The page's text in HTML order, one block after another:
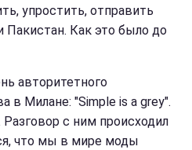
упростить, отправить
Пакистан. Как это было до
авторитетного
в Милане: "Simple is a grey".
с ним происходил
что мы в мире моды